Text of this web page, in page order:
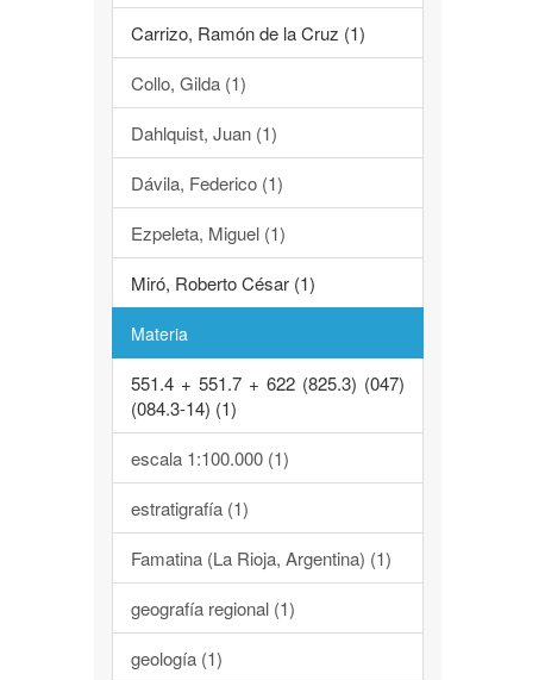
Carrizo, Ramón de la Cruz (1)
Collo, Gilda (1)
Dahlquist, Juan (1)
Dávila, Federico (1)
Ezpeleta, Miguel (1)
Miró, Roberto César (1)
Materia
551.4 + 551.7 + 622 (825.3) (047)
(084.3-14) (1)
escala 1:100.000 (1)
estratigrafía (1)
Famatina (La Rioja, Argentina) (1)
geografía regional (1)
geología (1)